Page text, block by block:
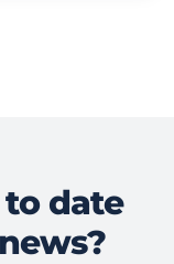
date